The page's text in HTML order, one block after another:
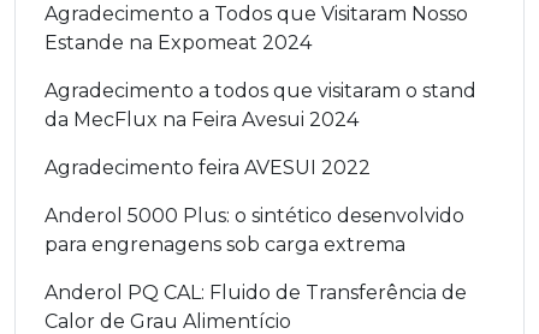
Agradecimento a Todos que Visitaram Nosso
Estande na Expomeat 2024
Agradecimento a todos que visitaram o stand
da MecFlux na Feira Avesui 2024
Agradecimento feira AVESUI 2022
Anderol 5000 Plus: o sintético desenvolvido
para engrenagens sob carga extrema
Anderol PQ CAL: Fluido de Transferência de
Calor de Grau Alimentício